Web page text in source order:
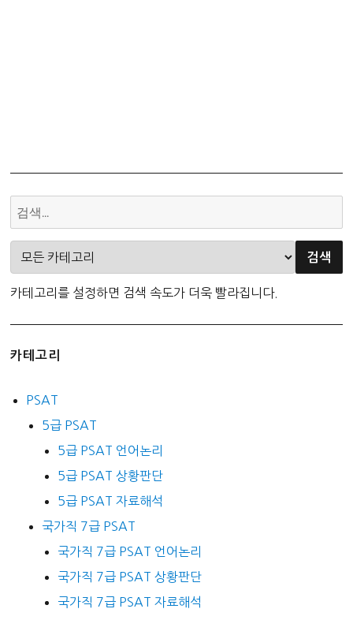
카테고리를 설정하면 검색 속도가 더욱 빨라집니다.
카테고리
PSAT
5급 PSAT
5급 PSAT 언어논리
5급 PSAT 상황판단
5급 PSAT 자료해석
국가직 7급 PSAT
국가직 7급 PSAT 언어논리
국가직 7급 PSAT 상황판단
국가직 7급 PSAT 자료해석